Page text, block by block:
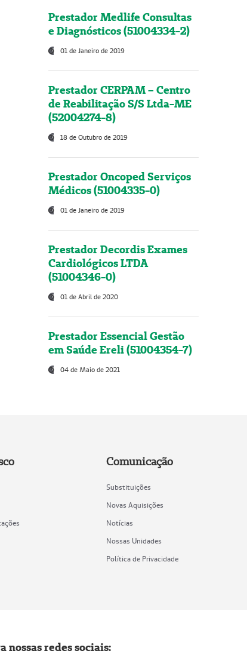
Prestador Medlife Consultas
e Diagnósticos (51004334-2)
01 de Janeiro de 2019
Prestador CERPAM – Centro
de Reabilitação S/S Ltda-ME
(52004274-8)
18 de Outubro de 2019
Prestador Oncoped Serviços
Médicos (51004335-0)
01 de Janeiro de 2019
Prestador Decordis Exames
Cardiológicos LTDA
(51004346-0)
01 de Abril de 2020
Prestador Essencial Gestão
em Saúde Ereli (51004354-7)
04 de Maio de 2021
Comunicação
Substituições
Novas Aquisições
Notícias
Nossas Unidades
Política de Privacidade
nossas redes sociais: